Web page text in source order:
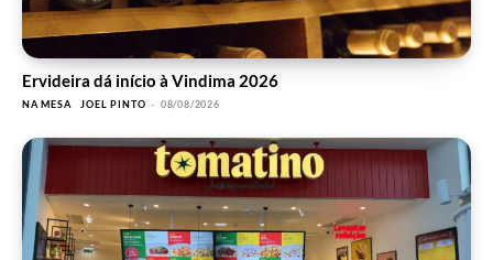
Ervideira dá início à Vindima 2026
NA MESA JOEL PINTO - 08/08/2026